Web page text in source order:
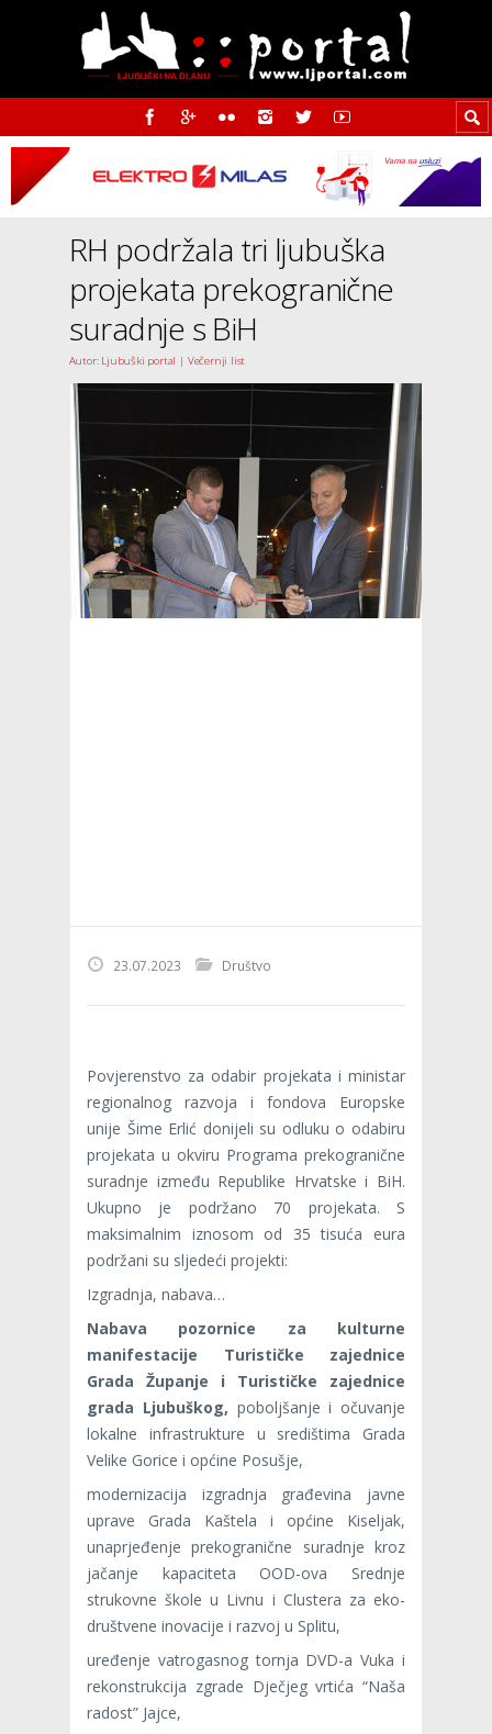
RH podržala tri ljubuška
projekata prekogranične
suradnje s BiH
Autor: Ljubuški portal | Večernji list
23.07.2023 Društvo
Povjerenstvo za odabir projekata i ministar
regionalnog razvoja i fondova Europske
unije Šime Erlić donijeli su odluku o odabiru
projekata u okviru Programa prekogranične
suradnje između Republike Hrvatske i BiH.
Ukupno je podržano 70 projekata. S
maksimalnim iznosom od 35 tisuća eura
podržani su sljedeći projekti:
Izgradnja, nabava…
Nabava pozornice za kulturne
manifestacije Turističke zajednice
Grada Županje i Turističke zajednice
grada Ljubuškog, poboljšanje i očuvanje
lokalne infrastrukture u središtima Grada
Velike Gorice i općine Posušje,
modernizacija izgradnja građevina javne
uprave Grada Kaštela i općine Kiseljak,
unaprjeđenje prekogranične suradnje kroz
jačanje kapaciteta OOD-ova Srednje
strukovne škole u Livnu i Clustera za eko-
društvene inovacije i razvoj u Splitu,
uređenje vatrogasnog tornja DVD-a Vuka i
rekonstrukcija zgrade Dječjeg vrtića “Naša
radost” Jajce,